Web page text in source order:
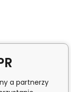
a partnerzy